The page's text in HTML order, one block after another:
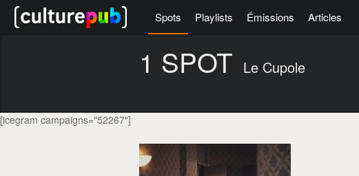
Spots Playlists Émissions Articles
1 SPOT Le Cupole
[icegram campaigns="52267"]